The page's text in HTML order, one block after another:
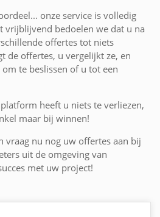
onze service is volledig
vrijblijvend bedoelen we dat u na
offertes tot niets
de offertes, u vergelijkt ze, en
te beslissen of u tot een
heeft u niets te verliezen,
maar bij winnen!
vraag nu nog uw offertes aan bij
uit de omgeving van
met uw project!